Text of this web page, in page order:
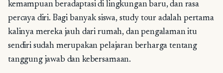
kemampuan beradaptasi di lingkungan baru, dan rasa
percaya diri. Bagi banyak siswa, study tour adalah pertama
kalinya mereka jauh dari rumah, dan pengalaman itu
sendiri sudah merupakan pelajaran berharga tentang
tanggung jawab dan kebersamaan.